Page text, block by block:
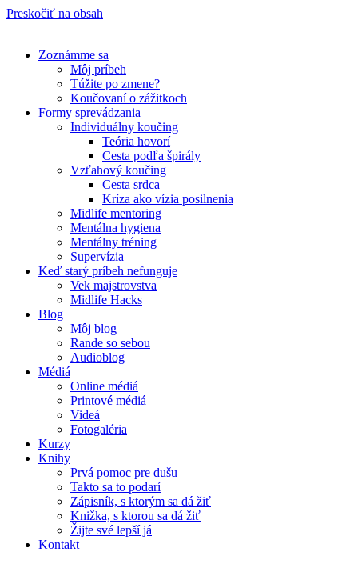
Preskočiť na obsah
Zoznámme sa
Môj príbeh
Túžite po zmene?
Koučovaní o zážitkoch
Formy sprevádzania
Individuálny koučing
Teória hovorí
Cesta podľa špirály
Vzťahový koučing
Cesta srdca
Kríza ako vízia posilnenia
Midlife mentoring
Mentálna hygiena
Mentálny tréning
Supervízia
Keď starý príbeh nefunguje
Vek majstrovstva
Midlife Hacks
Blog
Môj blog
Rande so sebou
Audioblog
Médiá
Online médiá
Printové médiá
Videá
Fotogaléria
Kurzy
Knihy
Prvá pomoc pre dušu
Takto sa to podarí
Zápisník, s ktorým sa dá žiť
Knižka, s ktorou sa dá žiť
Žijte své lepší já
Kontakt